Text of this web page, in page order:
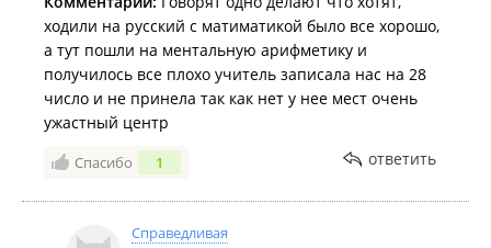
ходили на русский с матиматикой было все хорошо,
а тут пошли на ментальную арифметику и
получилось все плохо учитель записала нас на 28
число и не принела так как нет у нее мест очень
ужастный центр
Спасибо 1 ответить
Справедливая